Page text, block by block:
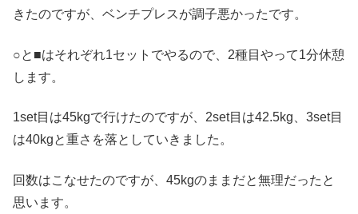
きたのですが、ベンチプレスが調子悪かったです。
○と■はそれぞれ1セットでやるので、2種目やって1分休憩
します。
1set目は45kgで行けたのですが、2set目は42.5kg、3set目
は40kgと重さを落としていきました。
回数はこなせたのですが、45kgのままだと無理だったと
思います。